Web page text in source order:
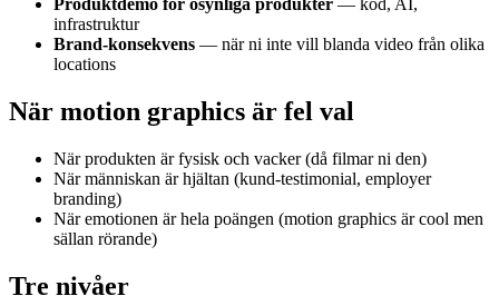
Produktdemo för osynliga produkter — kod, AI,
infrastruktur
Brand-konsekvens — när ni inte vill blanda video från olika
locations
När motion graphics är fel val
När produkten är fysisk och vacker (då filmar ni den)
När människan är hjältan (kund-testimonial, employer
branding)
När emotionen är hela poängen (motion graphics är cool men
sällan rörande)
Tre nivåer